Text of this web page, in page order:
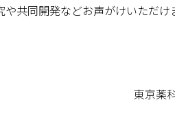
共同開発などお声がけいただけ
東京薬